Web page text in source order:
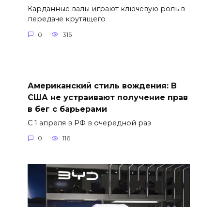
Карданные валы играют ключевую роль в
передаче крутящего
0 315
Американский стиль вождения: В
США не устраивают получение прав
в бег с барьерами
С 1 апреля в РФ в очередной раз
0 116